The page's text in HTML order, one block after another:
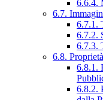
6.6.4.
6.7.
6.7.1.
6.7.2.
6.7.3.
6.8.
6.8.1.
6.8.2.